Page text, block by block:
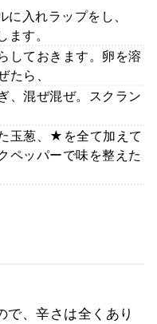
入れラップをし、
す。
しておきます。卵を溶
たら、
、混ぜ混ぜ。スクラン
玉葱、★を全て加えて
ペッパーで味を整えた
で、辛さは全くあり